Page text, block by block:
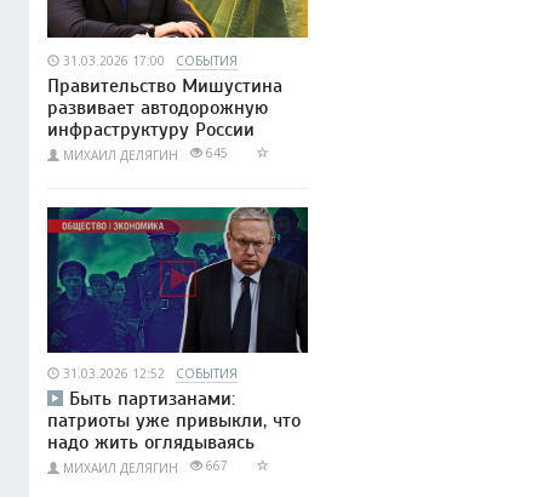
31.03.2026 17:00 СОБЫТИЯ
Правительство Мишустина
развивает автодорожную
инфраструктуру России
МИХАИЛ ДЕЛЯГИН 645
31.03.2026 12:52 СОБЫТИЯ
Быть партизанами:
патриоты уже привыкли, что
надо жить оглядываясь
МИХАИЛ ДЕЛЯГИН 667